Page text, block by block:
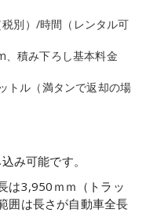
別）/時間（レンタル可
積み下ろし基本料金
ル（満タンで返却の場
み可能です。
は3,950ｍｍ（トラッ
囲は長さが自動車全長